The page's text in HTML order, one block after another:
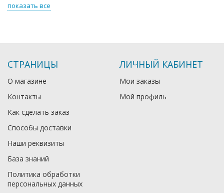
показать все
СТРАНИЦЫ
О магазине
Контакты
Как сделать заказ
Способы доставки
Наши реквизиты
База знаний
Политика обработки
персональных данных
ЛИЧНЫЙ КАБИНЕТ
Мои заказы
Мой профиль